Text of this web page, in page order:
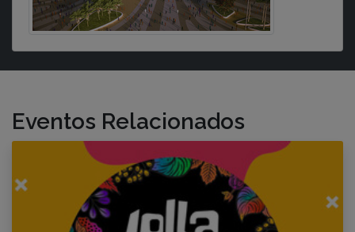
Eventos Relacionados